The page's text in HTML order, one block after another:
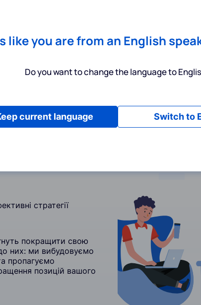
стратегії
покращити свою
них: ми вибудовуємо
пропагуємо
позицій вашого
like you are from an English
Do you want to change the language to
Switch to
current language